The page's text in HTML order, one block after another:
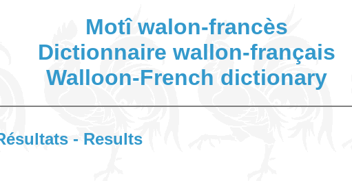
Motî walon-francès
Dictionnaire wallon-français
Walloon-French dictionary
- Results